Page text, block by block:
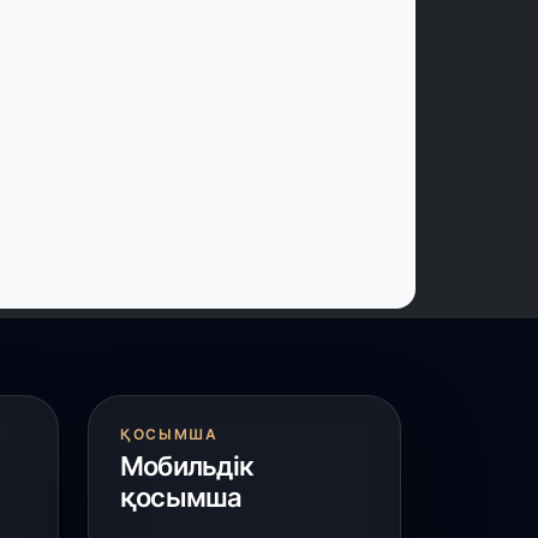
ауданында 400-ге жуық бала
спортпен айналысып жүр»
ҚОСЫМША
Мобильдік
қосымша